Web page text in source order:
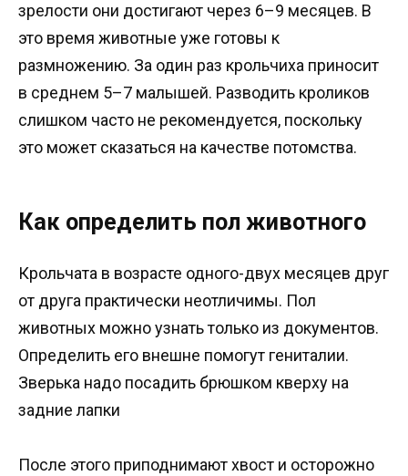
зрелости они достигают через 6–9 месяцев. В
это время животные уже готовы к
размножению. За один раз крольчиха приносит
в среднем 5–7 малышей. Разводить кроликов
слишком часто не рекомендуется, поскольку
это может сказаться на качестве потомства.
Как определить пол животного
Крольчата в возрасте одного-двух месяцев друг
от друга практически неотличимы. Пол
животных можно узнать только из документов.
Определить его внешне помогут гениталии.
Зверька надо посадить брюшком кверху на
задние лапки
После этого приподнимают хвост и осторожно